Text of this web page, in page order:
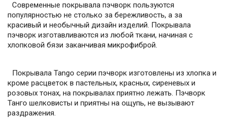
Современные покрывала пэчворк пользуются
популярностью не столько за бережливость, а за
красивый и необычный дизайн изделий. Покрывала
пэчворк изготавливаются из любой ткани, начиная с
хлопковой бязи заканчивая микрофиброй.
Покрывала Tango серии пэчворк изготовлены из хлопка и
кроме расцветок в пастельных, красных, сиреневых и
розовых тонах, на покрывалах приятно лежать. Пэчворк
Танго шелковисты и приятны на ощупь, не вызывают
раздражения.